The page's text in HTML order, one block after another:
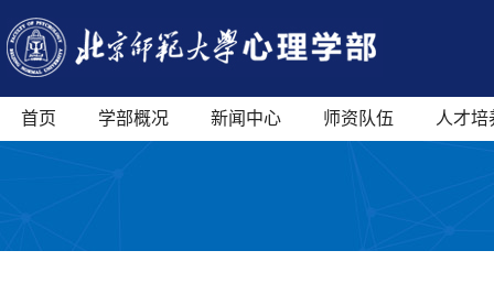
首页 学部概况 新闻中心 师资队伍 人才培